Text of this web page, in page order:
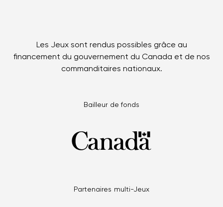
Les Jeux sont rendus possibles grâce au
financement du gouvernement du Canada et de nos
commanditaires nationaux.
Bailleur de fonds
Partenaires multi-Jeux